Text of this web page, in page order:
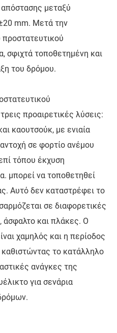
μεταξύ
mm. Μετά την
σφιχτά τοποθετημένη και
του δρόμου.
προαιρετικές λύσεις:
καουτσούκ, με ενιαία
σε φορτίο ανέμου
τόπου έκχυση
μπορεί να τοποθετηθεί
Αυτό δεν καταστρέφει το
σε διαφορετικές
άσφαλτο και πλάκες. Ο
χαμηλός και η περίοδος
καθιστώντας το κατάλληλο
ανάγκες της
για σενάρια